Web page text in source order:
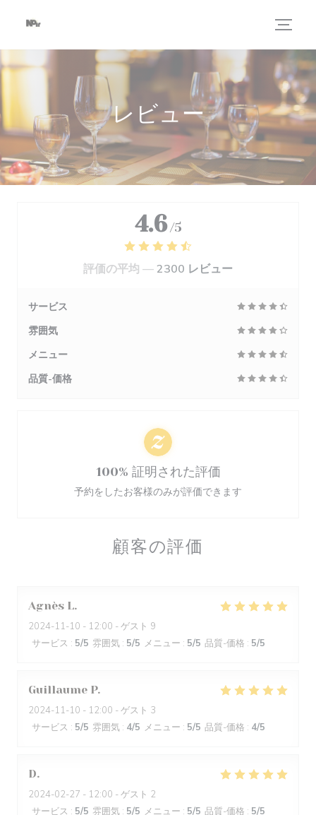
レビュー
顧客の評価
Agnès L
2024-11-10 - 12:00 - ゲスト 9
サービス : 5/5 雰囲気 : 5/5 メニュー : 5/5 品質-価格 : 5/5
Guillaume P
2024-11-10 - 12:00 - ゲスト 3
サービス : 5/5 雰囲気 : 4/5 メニュー : 5/5 品質-価格 : 4/5
D
2024-02-27 - 12:00 - ゲスト 2
サービス : 5/5 雰囲気 : 5/5 メニュー : 5/5 品質-価格 : 5/5
4.6 /5
評価の平均 —2300 レビュー
サービス
雰囲気
メニュー
品質-価格
100% 証明された評価
予約をしたお客様のみが評価できます